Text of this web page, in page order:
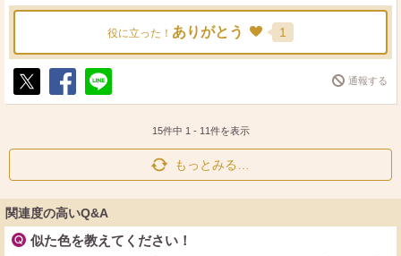
役に立った！ ありがとう 1
ポ
シ
送
通報する
15件中 1 - 11件を表示
もっとみる…
関連度の高いQ&A
似た色を教えてください！